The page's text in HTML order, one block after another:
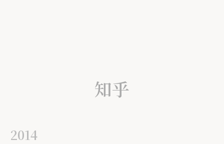
知乎
2014